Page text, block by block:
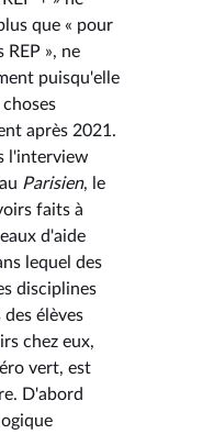
que « pour
REP », ne
puisqu'elle
après 2021.
l'interview
Parisien, le
faits à
d'aide
lequel des
disciplines
élèves
chez eux,
vert, est
D'abord